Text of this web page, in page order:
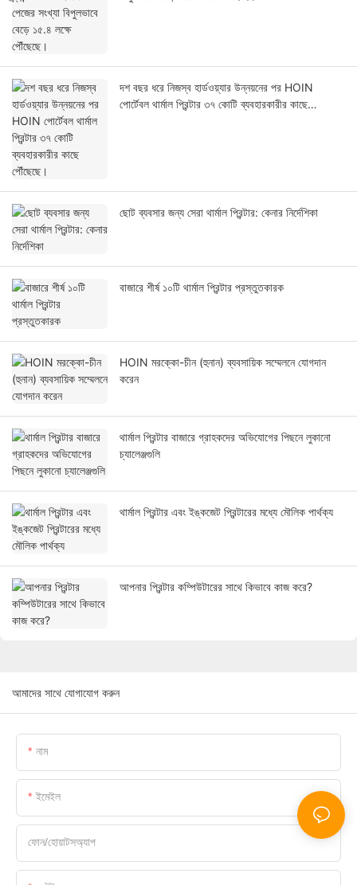
দশ বছর ধরে নিজস্ব হার্ডওয়্যার উন্নয়নের পর HOIN
পোর্টেবল থার্মাল প্রিন্টার ৩৭ কোটি ব্যবহারকারীর কাছে
ছোট ব্যবসার জন্য সেরা থার্মাল প্রিন্টার: কেনার নির্দেশিকা
বাজারে শীর্ষ ১০টি থার্মাল প্রিন্টার প্রস্তুতকারক
HOIN মরক্কো-চীন (হুনান) ব্যবসায়িক সম্মেলনে যোগদান
করেন
থার্মাল প্রিন্টার বাজারে গ্রাহকদের অভিযোগের পিছনে লুকানো
চ্যালেঞ্জগুলি
থার্মাল প্রিন্টার এবং ইঙ্কজেট প্রিন্টারের মধ্যে মৌলিক পার্থক্য
আপনার প্রিন্টার কম্পিউটারের সাথে কিভাবে কাজ করে?
আমাদের সাথে যোগাযোগ করুন
নাম
ইমেইল
ফোন/হোয়াটসঅ্যাপ